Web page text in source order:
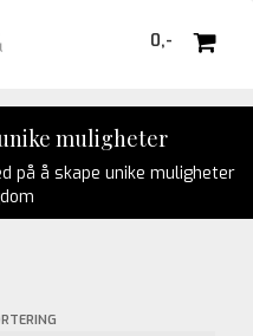
0,-
muligheter
på å skape unike muligheter